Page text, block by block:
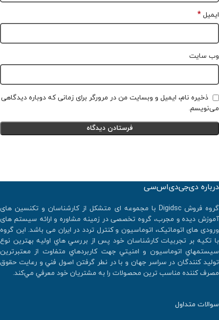
ایمیل *
وب‌ سایت
ذخیره نام، ایمیل و وبسایت من در مرورگر برای زمانی که دوباره دیدگاهی
می‌نویسم.
درباره دی‌جی‌دی‌اس‌سی
گروه فروش Digidsc با مجموعه ای متشکل از کارشناسان و تکنسین های
آموزش دیده و مجرب، گروه تخصصی در زمینه مشاوره و ارائه سیستم های
ورودی های اتوماتیک، اتوماسیون و کنترل تردد در ایران می باشد. اين گروه
با تكيه بر تجربيات كارشناسان خود پس از بررسي هاي اوليه بهترين نوع
سيستمهاي اتوماسيون و امنيتي جهت كاربردهاي متفاوت از معتبرترين
توليد كنندگان در سراسر جهان و با در نطر گرفتن اصول فني و رعايت حقوق
مصرف كننده مناسب ترين محصولات را به مشتريان خود معرفي مي‌كند.
سوالات متداول